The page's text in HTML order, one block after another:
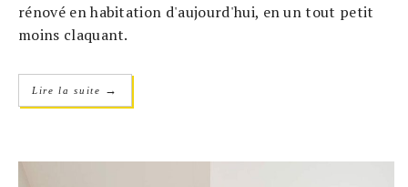
rénové en habitation d'aujourd'hui, en un tout petit
moins claquant.
Lire la suite →